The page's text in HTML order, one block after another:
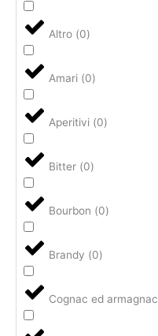
Altro (0)
Amari (0)
Aperitivi (0)
Bitter (0)
Bourbon (0)
Brandy (0)
Cognac ed armagnac